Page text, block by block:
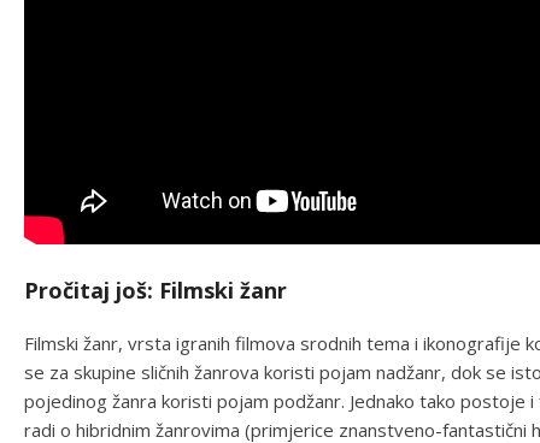
Pročitaj još: Filmski žanr
Filmski žanr, vrsta igranih filmova srodnih tema i ikonografije
se za skupine sličnih žanrova koristi pojam nadžanr, dok se
pojedinog žanra koristi pojam podžanr. Jednako tako postoje
radi o hibridnim žanrovima (primjerice znanstveno-